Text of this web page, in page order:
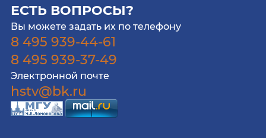
ЕСТЬ ВОПРОСЫ?
Вы можете задать их по телефону
8 495 939-44-61
8 495 939-37-49
Электронной почте
hstv@bk.ru